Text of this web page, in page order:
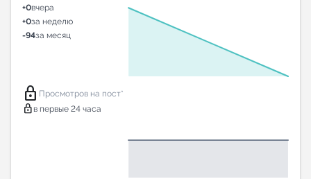
+0вчера
+0за неделю
-94за месяц
lock Просмотров на пост*
lock в первые 24 часа